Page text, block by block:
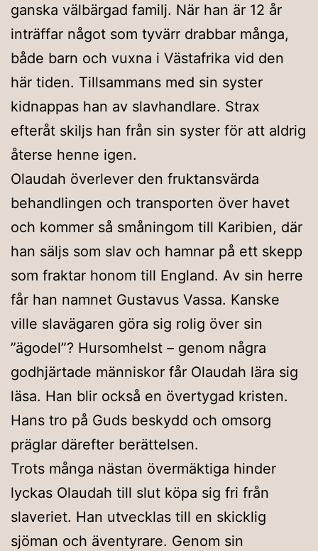
ganska välbärgad familj. När han är 12 år
inträffar något som tyvärr drabbar många,
både barn och vuxna i Västafrika vid den
här tiden. Tillsammans med sin syster
kidnappas han av slavhandlare. Strax
efteråt skiljs han från sin syster för att aldrig
återse henne igen.
Olaudah överlever den fruktansvärda
behandlingen och transporten över havet
och kommer så småningom till Karibien, där
han säljs som slav och hamnar på ett skepp
som fraktar honom till England. Av sin herre
får han namnet Gustavus Vassa. Kanske
ville slavägaren göra sig rolig över sin
”ägodel”? Hursomhelst – genom några
godhjärtade människor får Olaudah lära sig
läsa. Han blir också en övertygad kristen.
Hans tro på Guds beskydd och omsorg
präglar därefter berättelsen.
Trots många nästan övermäktiga hinder
lyckas Olaudah till slut köpa sig fri från
slaveriet. Han utvecklas till en skicklig
sjöman och äventyrare. Genom sin